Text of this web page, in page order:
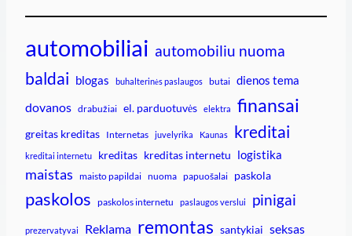
automobiliai automobiliu nuoma
baldai blogas buhalterinės paslaugos butai dienos tema
dovanos drabužiai el. parduotuvės elektra finansai
greitas kreditas Internetas juvelyrika Kaunas kreditai
kreditai internetu kreditas kreditas internetu logistika
maistas maisto papildai nuoma papuošalai paskola
paskolos paskolos internetu paslaugos verslui pinigai
prezervatyvai Reklama remontas santykiai seksas